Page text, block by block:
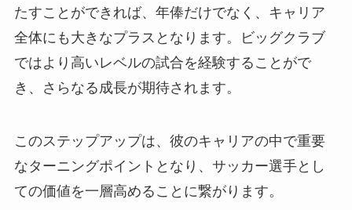
たすことができれば、年俸だけでなく、キャリア
全体にも大きなプラスとなります。ビッグクラブ
ではより高いレベルの試合を経験することがで
き、さらなる成長が期待されます。
このステップアップは、彼のキャリアの中で重要
なターニングポイントとなり、サッカー選手とし
ての価値を一層高めることに繋がります。